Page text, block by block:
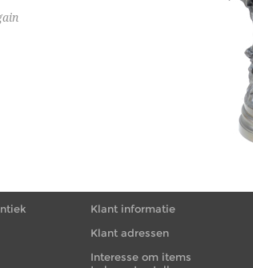
Klant informatie
Klant adressen
Interesse om items